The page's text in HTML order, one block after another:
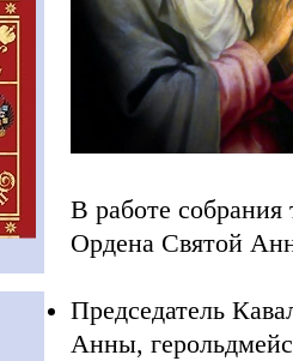
В работе собрания
Ордена Святой
Председатель
Анны,